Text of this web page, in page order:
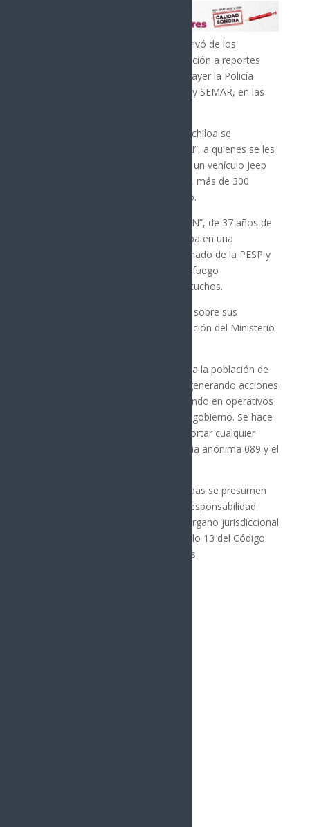
La detención de las personas se derivó de los
operativos coordinados y de la atención a reportes
ciudadanos que realizaron el día de ayer la Policía
Estatal de Seguridad Pública (PESP) y SEMAR, en las
Entre los detenidos en la colonia Sochiloa se
encuentran Verónica “N” y Miguel “N”, a quienes se les
aseguraron cuatro armas de fuego, un vehículo Jeep
Patriot, alrededor de 16 cargadores, más de 300
cartuchos, chalecos y equipo táctico.
Por otra parte, en Valle Verde, Rey “N”, de 37 años de
edad, fue detenido mientras circulaba en una
motocicleta por el operativo coordinado de la PESP y
la Marina, al asegurarle un arma de fuego
semiautomática con cargador y cartuchos.
Las personas quedaron informadas sobre sus
derechos y fueron puestas a disposición del Ministerio
Debido al compromiso por atender a la población de
Cajeme, la SSP Sonora continuará generando acciones
operativas en el municipio, participando en operativos
coordinados con los tres niveles de gobierno. Se hace
un llamado a la ciudadanía para reportar cualquier
delito a través de la línea de denuncia anónima 089 y el
Se informa que las personas detenidas se presumen
inocentes hasta que se declare su responsabilidad
mediante sentencia emitida por el órgano jurisdiccional
correspondiente, conforme al artículo 13 del Código
Nacional de Procedimientos Penales.